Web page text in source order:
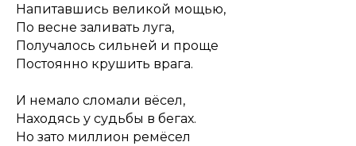
Напитавшись великой мощью,
По весне заливать луга,
Получалось сильней и проще
Постоянно крушить врага.
И немало сломали вёсел,
Находясь у судьбы в бегах.
Но зато миллион ремёсел